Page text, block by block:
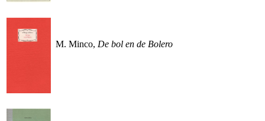
M. Minco, De bol en de Bolero